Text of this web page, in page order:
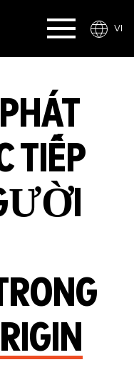
VI
TIẾP